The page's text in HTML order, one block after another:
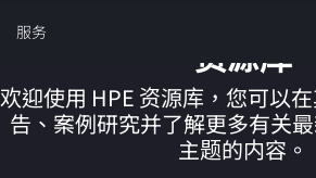
目
录服务 资源库
欢迎使用 HPE 资源库，您可以
告、案例研究并了解更多有关
主题的内容。